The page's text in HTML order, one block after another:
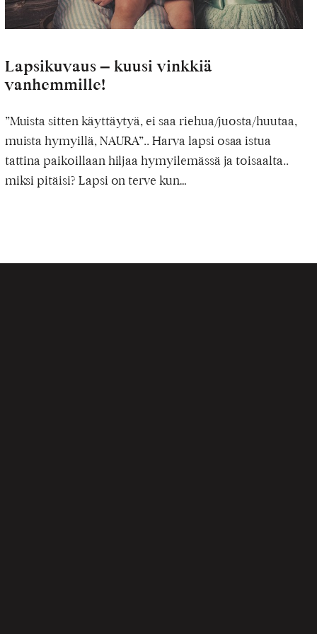
Lapsikuvaus – kuusi vinkkiä
vanhemmille!
”Muista sitten käyttäytyä, ei saa riehua/juosta/huutaa,
muista hymyillä, NAURA”.. Harva lapsi osaa istua
tattina paikoillaan hiljaa hymyilemässä ja toisaalta..
miksi pitäisi? Lapsi on terve kun…